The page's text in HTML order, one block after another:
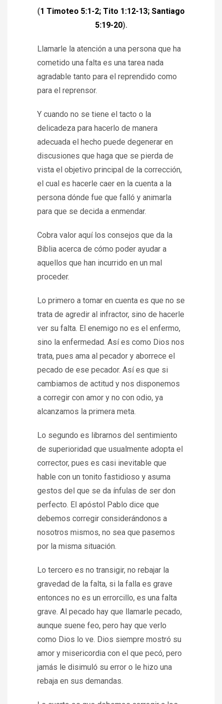
(1 Timoteo 5:1-2; Tito 1:12-13; Santiago
5:19-20).
Llamarle la atención a una persona que ha
cometido una falta es una tarea nada
agradable tanto para el reprendido como
para el reprensor.
Y cuando no se tiene el tacto o la
delicadeza para hacerlo de manera
adecuada el hecho puede degenerar en
discusiones que haga que se pierda de
vista el objetivo principal de la corrección,
el cual es hacerle caer en la cuenta a la
persona dónde fue que falló y animarla
para que se decida a enmendar.
Cobra valor aquí los consejos que da la
Biblia acerca de cómo poder ayudar a
aquellos que han incurrido en un mal
proceder.
Lo primero a tomar en cuenta es que no se
trata de agredir al infractor, sino de hacerle
ver su falta. El enemigo no es el enfermo,
sino la enfermedad. Así es como Dios nos
trata, pues ama al pecador y aborrece el
pecado de ese pecador. Así es que si
cambiamos de actitud y nos disponemos
a corregir con amor y no con odio, ya
alcanzamos la primera meta.
Lo segundo es librarnos del sentimiento
de superioridad que usualmente adopta el
corrector, pues es casi inevitable que
hable con un tonito fastidioso y asuma
gestos del que se da ínfulas de ser don
perfecto. El apóstol Pablo dice que
debemos corregir considerándonos a
nosotros mismos, no sea que pasemos
por la misma situación.
Lo tercero es no transigir, no rebajar la
gravedad de la falta, si la falla es grave
entonces no es un errorcillo, es una falta
grave. Al pecado hay que llamarle pecado,
aunque suene feo, pero hay que verlo
como Dios lo ve. Dios siempre mostró su
amor y misericordia con el que pecó, pero
jamás le disimuló su error o le hizo una
rebaja en sus demandas.